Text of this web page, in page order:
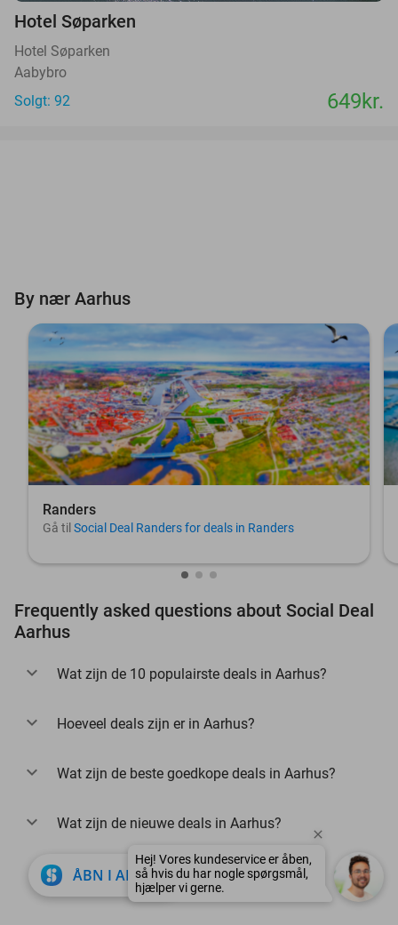
Hotel Søparken
Hotel Søparken
Aabybro
Solgt: 92
649kr.
By nær Aarhus
Randers
Gå tilSocial Deal Randers for deals in Randers
Frequently asked questions about Social Deal
Aarhus
Wat zijn de 10 populairste deals in Aarhus?
Hoeveel deals zijn er in Aarhus?
Wat zijn de beste goedkope deals in Aarhus?
Wat zijn de nieuwe deals in Aarhus?
ÅBN I APP close
Hej! Vores kundeservice er åben,
så hvis du har nogle spørgsmål,
hjælper vi gerne.